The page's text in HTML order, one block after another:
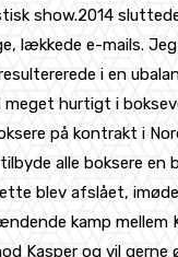
show.2014
lækkede e-mails.
i en
hurtigt i
på kontrakt i
alle boksere en
blev afslået,
kamp mellem
Kasper og vil